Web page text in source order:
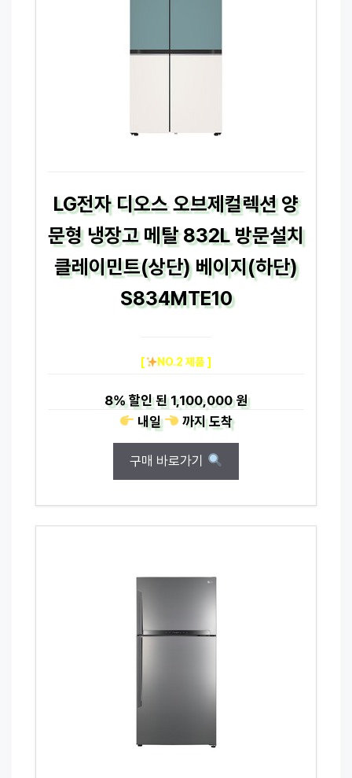
LG전자 디오스 오브제컬렉션 양
문형 냉장고 메탈 832L 방문설치
클레이민트(상단) 베이지(하단)
S834MTE10
[ NO.2 제품 ]
8%할인 된1,100,000 원
내일
까지도착
구매 바로가기